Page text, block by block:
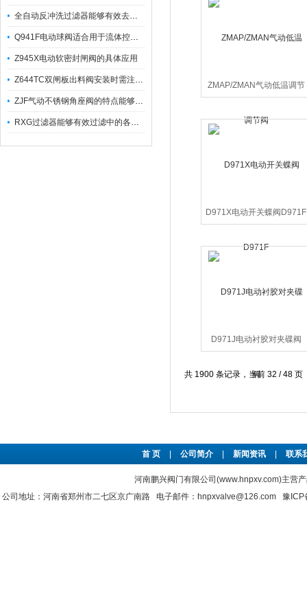
全自动反冲洗过滤器能够有效去除不同粒径的固体杂
Q941F电动球阀适合用于流体控制需要迅速反应的场合
Z945X电动软密封闸阀的具体应用
Z644TC双闸板出料阀安装时需注意哪些事项？
ZJF气动不锈钢角座阀的特点能够稳定地控制介质流量
RXG过滤器能够有效过滤中的各种杂质
ZMAP/ZMAN气动低温调节
阀
D971X电动开关蝶阀D971F
D971J电动衬胶对夹碟阀
共 1900 条记录，当前 32 / 48 页
首 页 公司简介 新闻资讯 联系
河南鹏兴阀门有限公司(www.hnpxv.com)主营
公司地址：河南省郑州市二七区京广南路 电子邮件：hnpxvalve@126.com 豫ICP